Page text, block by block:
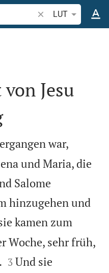
Bibelstelle oder
LUT
Jesu
war,
und Maria, die
Salome
hinzugehen und
kamen zum
Woche, sehr früh,


3 Und sie